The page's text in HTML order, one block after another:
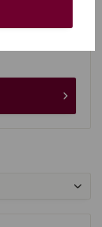
Kenntnis